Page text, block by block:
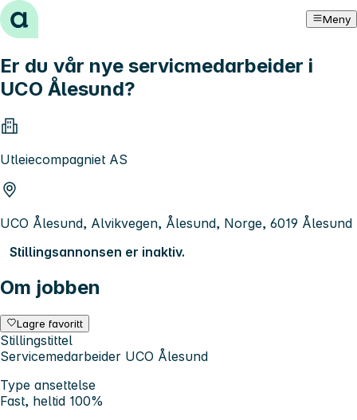
Hopp til innhold Meny
Er du vår nye servicmedarbeider i
UCO Ålesund?
Utleiecompagniet AS
UCO Ålesund, Alvikvegen, Ålesund, Norge, 6019 Ålesund
Stillingsannonsen er inaktiv.
Om jobben
Lagre favoritt
Stillingstittel
Servicemedarbeider UCO Ålesund
Type ansettelse
Fast, heltid 100%